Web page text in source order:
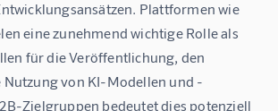
Plattformen wie
eine zunehmend wichtige Rolle als
für die Veröffentlichung, den
Nutzung von KI-Modellen und -
Zielgruppen bedeutet dies potenziell